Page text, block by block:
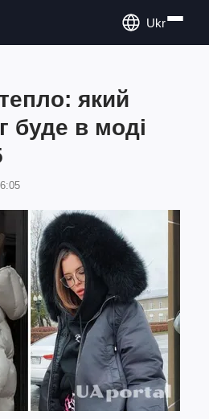
Ukr
який
буде в моді